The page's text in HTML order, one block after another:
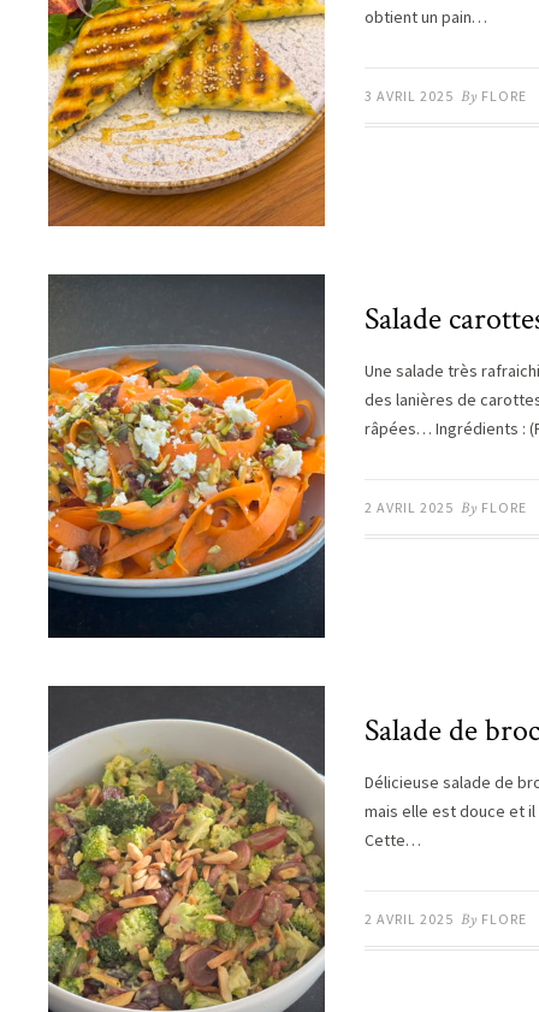
obtient un pain…
3 AVRIL 2025 By FLORE
Salade
Une salade très
des lanières de
râpées… Ingrédients :
2 AVRIL 2025 By FLORE
Salade de
Délicieuse salade de
mais elle est douce et
Cette…
2 AVRIL 2025 By FLORE